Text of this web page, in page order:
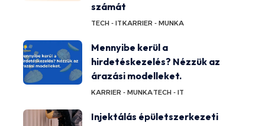
számát
TECH - ITKARRIER - MUNKA
Mennyibe kerül a
hirdetéskezelés? Nézzük az
árazási modelleket.
KARRIER - MUNKATECH - IT
Injektálás épületszerkezeti